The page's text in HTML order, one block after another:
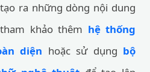
ra những dòng nội dung
khảo thêm hệ thống
diện hoặc sử dụng bộ